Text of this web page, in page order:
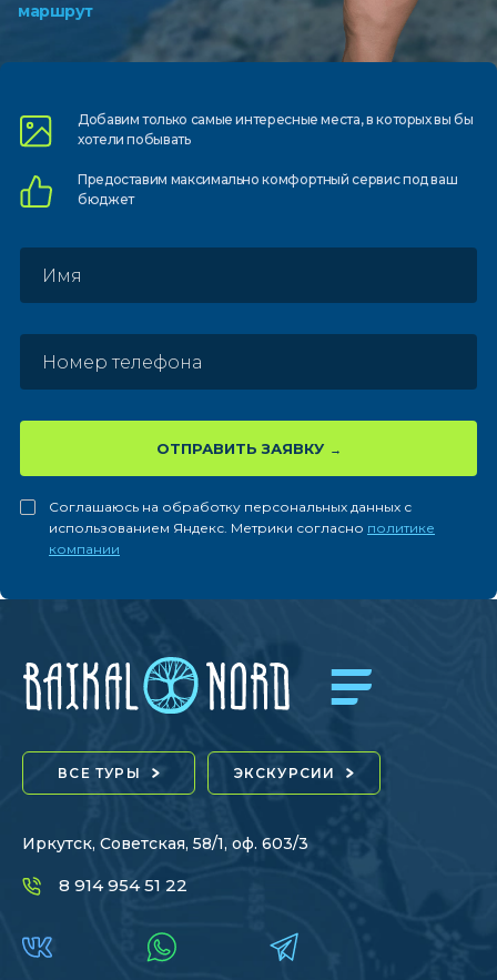
маршрут
Добавим только самыеинтересные места, в которыхвы бы
хотели побывать
Предоставим максимально комфортныйсервис под ваш
бюджет
ОТПРАВИТЬ ЗАЯВКУ
Соглашаюсь на обработку персональных данных с
использованием Яндекс. Метрики согласно политике
компании
ВСЕ ТУРЫ ЭКСКУРСИИ
Иркутск, Советская, 58/1, оф. 603/3
8 914 954 51 22